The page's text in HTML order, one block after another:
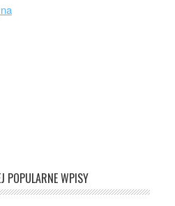
POPULARNE WPISY